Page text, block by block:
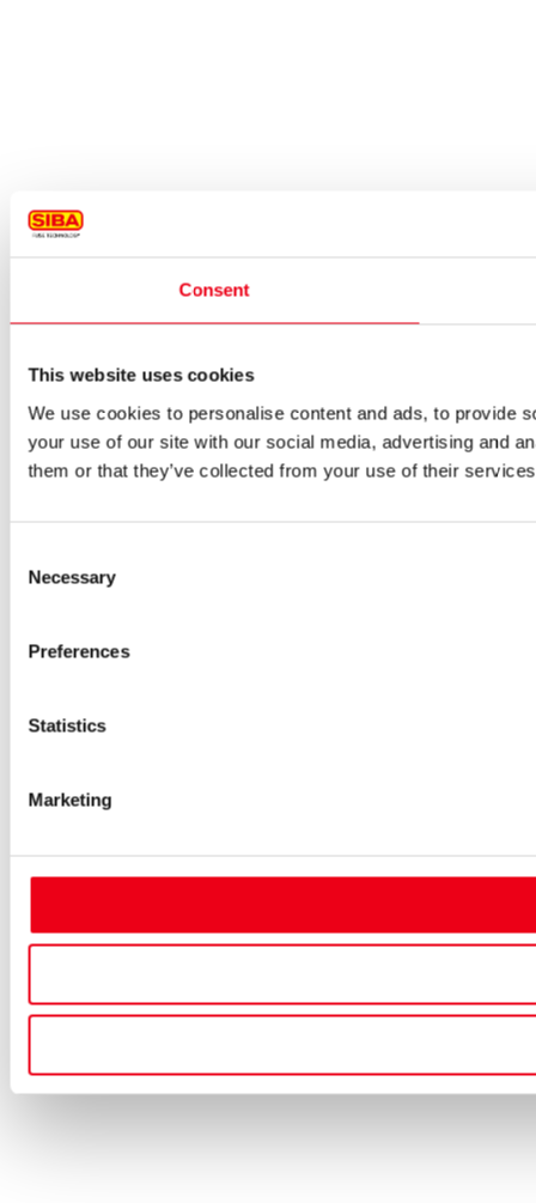
Consent
This website uses cookies
We use cookies to personalise content and ads, to provide
your use of our site with our social media, advertising and
them or that they’ve collected from your use of their
Selection
Necessary
Preferences
Statistics
Marketing